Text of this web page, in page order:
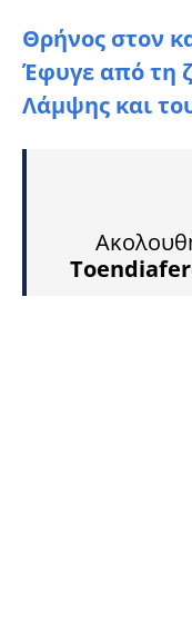
Θρήνος στον
Έφυγε από τη
Λάμψης και